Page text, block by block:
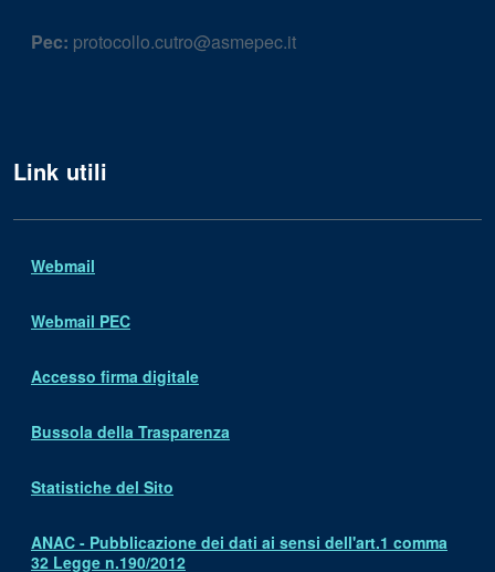
Pec: protocollo.cutro@asmepec.it
Link utili
Webmail
Webmail PEC
Accesso firma digitale
Bussola della Trasparenza
Statistiche del Sito
ANAC - Pubblicazione dei dati ai sensi dell'art.1 comma
32 Legge n.190/2012